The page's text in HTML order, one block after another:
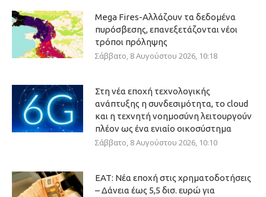
Mega Fires-Αλλάζουν τα δεδομένα
πυρόσβεσης, επανεξετάζονται νέοι
τρόποι πρόληψης
Σάββατο, 8 Αυγούστου 2026, 10:18
Στη νέα εποχή τεχνολογικής
ανάπτυξης η συνδεσιμότητα, το cloud
και η τεχνητή νοημοσύνη λειτουργούν
πλέον ως ένα ενιαίο οικοσύστημα
Σάββατο, 8 Αυγούστου 2026, 10:10
ΕΑΤ: Νέα εποχή στις χρηματοδοτήσεις
– Δάνεια έως 5,5 δισ. ευρώ για